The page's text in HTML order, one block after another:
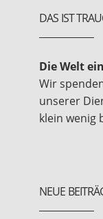
DAS IST
Die Welt
Wir
unserer
klein wenig
NEUE